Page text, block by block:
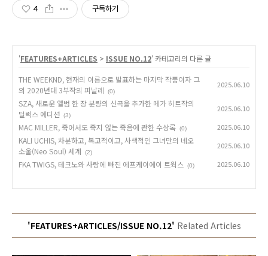
4 구독하기
'FEATURES+ARTICLES > ISSUE NO.12' 카테고리의 다른 글
THE WEEKND, 현재의 이름으로 발표하는 마지막 작품이자 그
의 2020년대 3부작의 피날레
(0)
2025.06.10
SZA, 새로운 앨범 한 장 분량의 신곡을 추가한 메가 히트작의
딜럭스 에디션 (3)
2025.06.10
MAC MILLER, 죽어서도 죽지 않는 죽음에 관한 수상록 (0) 2025.06.10
KALI UCHIS, 차분하고, 복고적이고, 사색적인 그녀만의 네오
소울(Neo Soul) 세계
(2)
2025.06.10
FKA TWIGS, 테크노와 사랑에 빠진 에프케이에이 트윅스 (0) 2025.06.10
'FEATURES+ARTICLES/ISSUE NO.12' Related Articles